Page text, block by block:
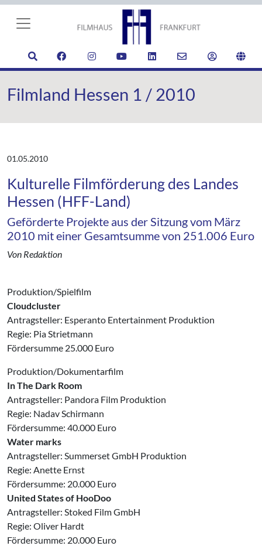
Filmland Hessen 1 / 2010
01.05.2010
Kulturelle Filmförderung des Landes
Hessen (HFF-Land)
Geförderte Projekte aus der Sitzung vom März
2010 mit einer Gesamtsumme von 251.006 Euro
Von Redaktion
Produktion/Spielfilm
Cloudcluster
Antragsteller: Esperanto Entertainment Produktion
Regie: Pia Strietmann
Fördersumme 25.000 Euro
Produktion/Dokumentarfilm
In The Dark Room
Antragsteller: Pandora Film Produktion
Regie: Nadav Schirmann
Fördersumme: 40.000 Euro
Water marks
Antragsteller: Summerset GmbH Produktion
Regie: Anette Ernst
Fördersumme: 20.000 Euro
United States of HooDoo
Antragsteller: Stoked Film GmbH
Regie: Oliver Hardt
Fördersumme: 20.000 Euro